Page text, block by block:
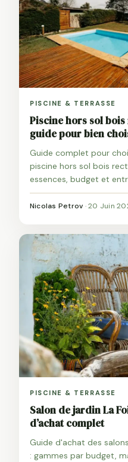
PISCINE & TERRASSE
Piscine hors sol
guide pour bien
Guide complet pour
piscine hors sol bois
essences, budget et
Nicolas Petrov ·20 Juin
PISCINE & TERRASSE
Salon de jardin La
d’achat complet
Guide d'achat des
: gammes par budget,